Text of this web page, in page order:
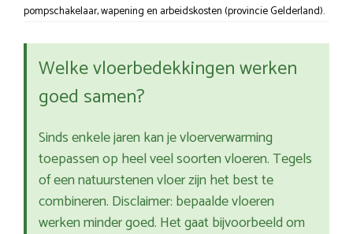
pompschakelaar, wapening en arbeidskosten (provincie Gelderland).
Welke vloerbedekkingen werken
goed samen?
Sinds enkele jaren kan je vloerverwarming
toepassen op heel veel soorten vloeren. Tegels
of een natuurstenen vloer zijn het best te
combineren. Disclaimer: bepaalde vloeren
werken minder goed. Het gaat bijvoorbeeld om